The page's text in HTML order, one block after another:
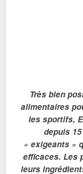
Très bien
alimentaires
les sportifs,
depuis
« exigeants »
efficaces. Les
leurs